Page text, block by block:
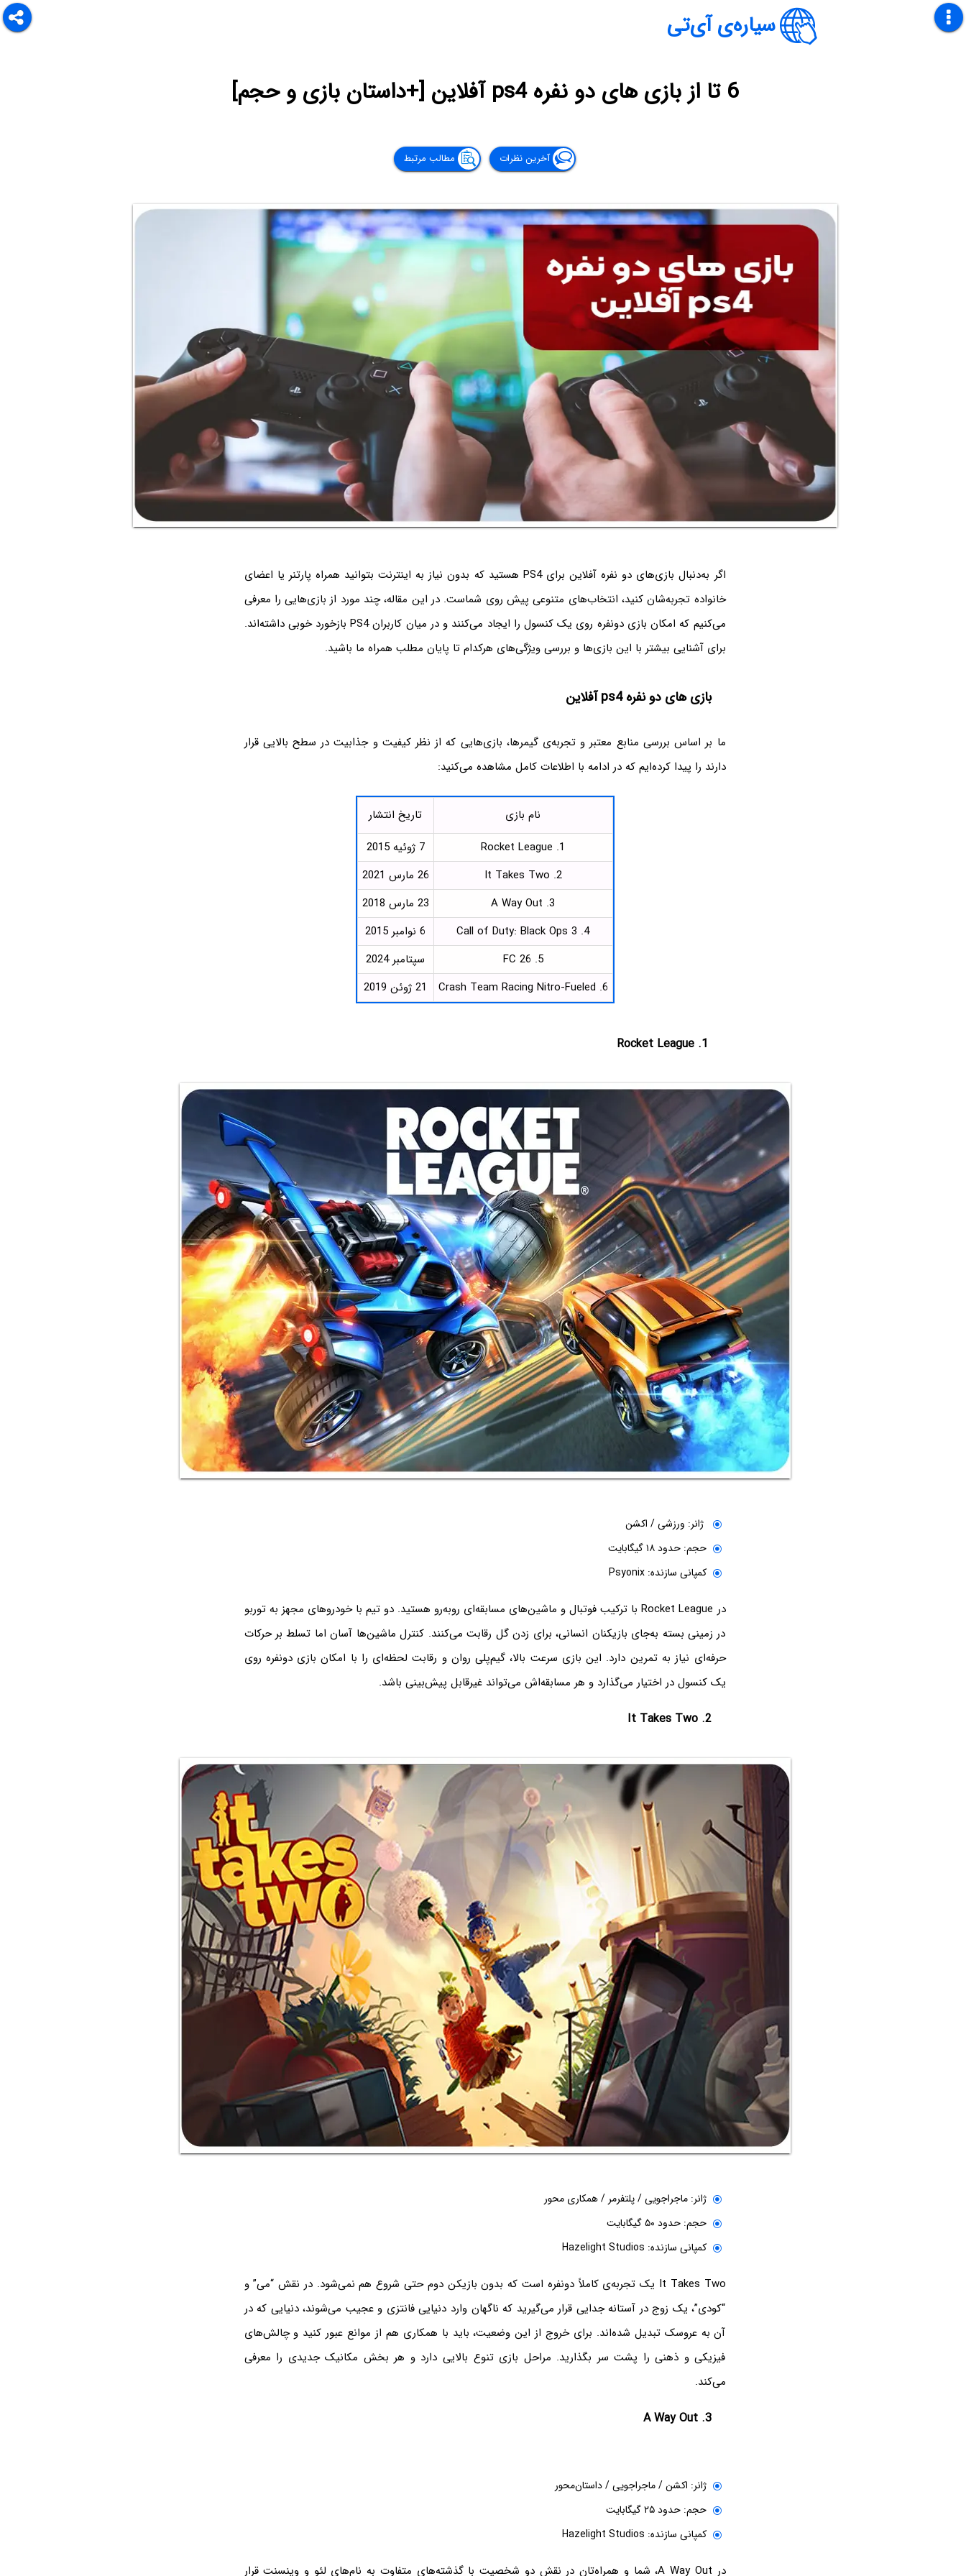
سیاره‌ی آی‌تی
6 تا از بازی های دو نفره ps4 آفلاین [+داستان بازی و حجم]
آخرین نظرات مطالب مرتبط
اگر به‌دنبال بازی‌های دو نفره آفلاین برای PS4 هستید که بدون نیاز به اینترنت بتوانید همراه پارتنر یا اعضای
خانواده تجربه‌شان کنید، انتخاب‌های متنوعی پیش روی شماست. در این مقاله، چند مورد از بازی‌هایی را معرفی
می‌کنیم که امکان بازی دونفره روی یک کنسول را ایجاد می‌کنند و در میان کاربران PS4 بازخورد خوبی داشته‌اند.
برای آشنایی بیشتر با این بازی‌ها و بررسی ویژگی‌های هرکدام تا پایان مطلب همراه ما باشید.
بازی های دو نفره ps4 آفلاین
ما بر اساس بررسی منابع معتبر و تجربه‌ی گیمرها، بازی‌هایی که از نظر کیفیت و جذابیت در سطح بالایی قرار
دارند را پیدا کرده‌ایم که در ادامه با اطلاعات کامل مشاهده می‌کنید:
نام بازی
تاریخ انتشار
1. Rocket League
7 ژوئیه 2015
2. It Takes Two
26 مارس 2021
3. A Way Out
23 مارس 2018
4. Call of Duty: Black Ops 3
6 نوامبر 2015
5. FC 26
سپتامبر 2024
6. Crash Team Racing Nitro-Fueled
21 ژوئن 2019
ژانر: ورزشی / اکشن
حجم: حدود ۱۸ گیگابایت
کمپانی سازنده: Psyonix
در Rocket League با ترکیب فوتبال و ماشین‌های مسابقه‌ای روبه‌رو هستید. دو تیم با خودروهای مجهز به توربو
در زمینی بسته به‌جای بازیکنان انسانی، برای زدن گل رقابت می‌کنند. کنترل ماشین‌ها آسان اما تسلط بر حرکات
حرفه‌ای نیاز به تمرین دارد. این بازی سرعت بالا، گیم‌پلی روان و رقابت لحظه‌ای را با امکان بازی دونفره روی
یک کنسول در اختیار می‌گذارد و هر مسابقه‌اش می‌تواند غیرقابل پیش‌بینی باشد.
2. It Takes Two
ژانر: ماجراجویی / پلتفرمر / همکاری محور
حجم: حدود ۵۰ گیگابایت
کمپانی سازنده: Hazelight Studios
It Takes Two یک تجربه‌ی کاملاً دونفره است که بدون بازیکن دوم حتی شروع هم نمی‌شود. در نقش “می” و
“کودی”، یک زوج در آستانه جدایی قرار می‌گیرید که ناگهان وارد دنیایی فانتزی و عجیب می‌شوند، دنیایی که در
آن به عروسک تبدیل شده‌اند. برای خروج از این وضعیت، باید با همکاری هم از موانع عبور کنید و چالش‌های
فیزیکی و ذهنی را پشت سر بگذارید. مراحل بازی تنوع بالایی دارد و هر بخش مکانیک جدیدی را معرفی
می‌کند.
3. A Way Out
ژانر: اکشن / ماجراجویی / داستان‌محور
حجم: حدود ۲۵ گیگابایت
کمپانی سازنده: Hazelight Studios
در A Way Out، شما و همراه‌تان در نقش دو شخصیت با گذشته‌های متفاوت به نام‌های لئو و وینسنت قرار